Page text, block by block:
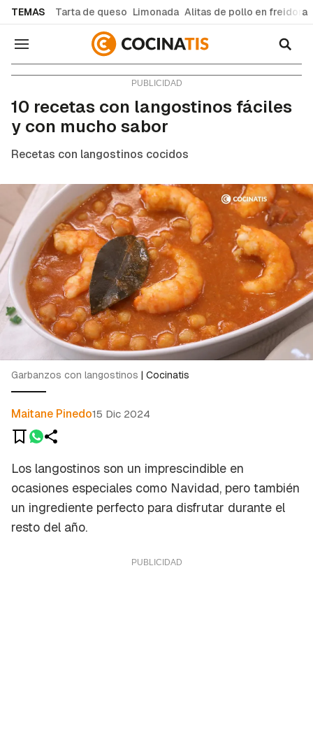
TEMAS Tarta de queso Limonada Alitas de pollo en freidora
Navegación
10 recetas con langostinos fáciles
y con mucho sabor
Recetas con langostinos cocidos
Garbanzos con langostinos | Cocinatis
Maitane Pinedo15 Dic 2024
Los langostinos son un imprescindible en
ocasiones especiales como Navidad, pero también
un ingrediente perfecto para disfrutar durante el
resto del año.